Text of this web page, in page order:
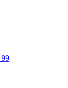
99